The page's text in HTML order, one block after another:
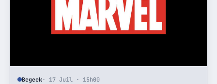
Begeek· 17 Juil · 15h00